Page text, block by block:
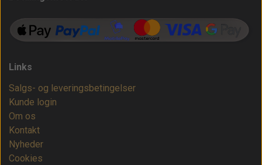
Links
Salgs- og leveringsbetingelser
Kunde login
Om os
Kontakt
Nyheder
Cookies